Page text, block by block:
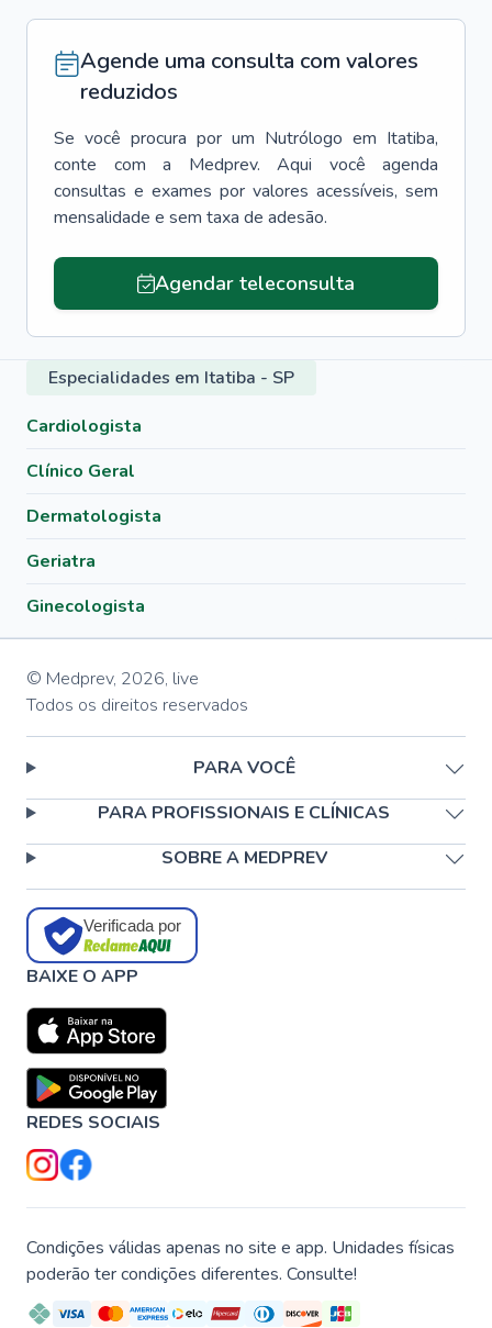
Agende uma consulta com valores
reduzidos
Se você procura por um Nutrólogo em Itatiba,
conte com a Medprev. Aqui você agenda
consultas e exames por valores acessíveis, sem
mensalidade e sem taxa de adesão.
Agendar teleconsulta
Especialidades em Itatiba - SP
Cardiologista
Clínico Geral
Dermatologista
Geriatra
Ginecologista
© Medprev, 2026, live
Todos os direitos reservados
PARA VOCÊ
PARA PROFISSIONAIS E CLÍNICAS
SOBRE A MEDPREV
Verificada por
BAIXE O APP
REDES SOCIAIS
Condições válidas apenas no site e app. Unidades físicas
poderão ter condições diferentes. Consulte!